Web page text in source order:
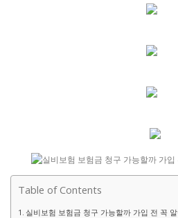
Table of Contents
실비보험 보험금 청구 가능할까 가입 전 꼭